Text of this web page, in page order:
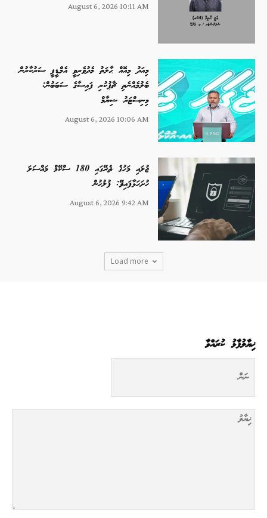
August 6, 2026 10:11 AM
މިއަދު މިއޮއް ޙާލަތު މެދުވެރިވީ އެމްޑީޕީ ސަރުކާރުން
ބެލުމެއްނެތި ޗާޕުކުރި ފައިސާގެ ސަބަބުން:
މިނިސްޓަރު ޝިޔާމް
August 6, 2026 10:06 AM
ޖުލައި މަހުގެ ތެރޭގައި 180 ސްކޭމް މައްސަލަ
ހުށަހަޅާފައިވޭ: ފުލުހުން
August 6, 2026 9:42 AM
Load more
ޚިޔާލުފާޅު ކުރައްވާ